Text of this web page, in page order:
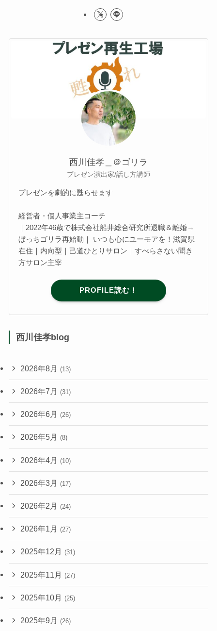
西川佳孝＿＠ゴリラ
プレゼン演出家/話し方講師
プレゼンを劇的に甦らせます
経営者・個人事業主コーチ
｜2022年46歳で株式会社船井総合研究所退職＆離婚→
ぼっちゴリラ再始動｜ いつも心にユーモアを！滋賀県
在住｜内向型｜己道ひとりサロン｜すべらさない聞き
方サロン主宰
PROFILE読む！
西川佳孝blog
2026年8月 (13)
2026年7月 (31)
2026年6月 (26)
2026年5月 (8)
2026年4月 (10)
2026年3月 (17)
2026年2月 (24)
2026年1月 (27)
2025年12月 (31)
2025年11月 (27)
2025年10月 (25)
2025年9月 (26)